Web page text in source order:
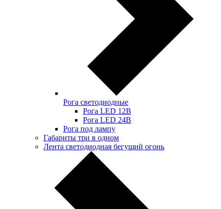
Рога светодиодные
Рога LED 12В
Рога LED 24В
Рога под лампу
Габариты три в одном
Лента светодиодная бегущий огонь